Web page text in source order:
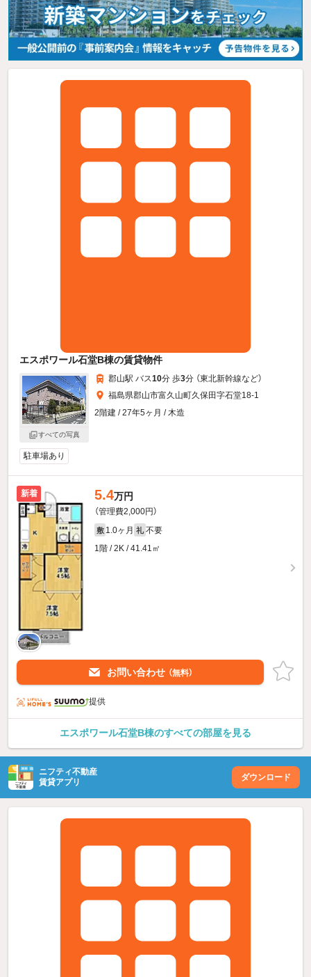
エスポワール石堂B棟の賃貸物件
すべての写真
郡山駅 バス10分 歩3分 （東北新幹線など）
福島県郡山市富久山町久保田字石堂18-1
2階建 / 27年5ヶ月 / 木造
駐車場あり
新着 5.4万円
（管理費2,000円）
敷 1.0ヶ月 礼 不要
1階 / 2K / 41.41㎡
お問い合わせ （無料）
提供
エスポワール石堂B棟のすべての部屋を見る
ニフティ不動産
賃貸アプリ
ダウンロード